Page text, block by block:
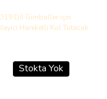
Stokta Yok